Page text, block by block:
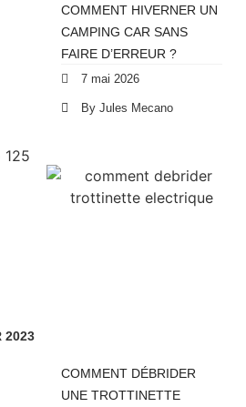
2023
COMMENT HIVERNER UN
CAMPING CAR SANS
FAIRE D’ERREUR ?
7 mai 2026
By Jules Mecano
COMMENT DÉBRIDER
UNE TROTTINETTE